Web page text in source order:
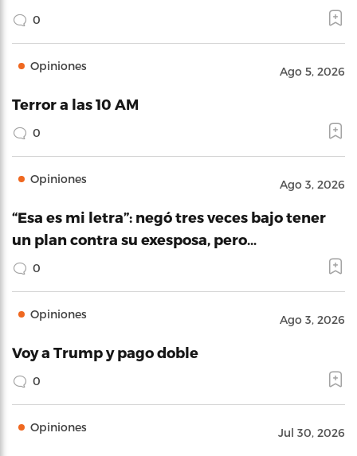
0
Opiniones Ago 5, 2026
Terror a las 10 AM
0
Opiniones Ago 3, 2026
“Esa es mi letra”: negó tres veces bajo tener
un plan contra su exesposa, pero…
0
Opiniones Ago 3, 2026
Voy a Trump y pago doble
0
Opiniones Jul 30, 2026